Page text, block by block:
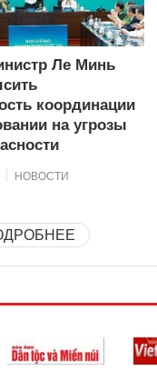
Ле Минь
координации
на угрозы
НОВОСТИ